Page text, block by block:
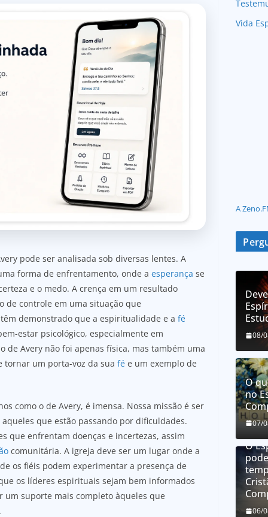
pode ser analisada sob diversas lentes. A
forma de enfrentamento, onde a esperança se
e o medo. A crença em um resultado
de controle em uma situação que
demonstrado que a espiritualidade e a fé
estar psicológico, especialmente em
de Avery não foi apenas física, mas também uma
tornar um porta-voz da sua fé e um exemplo de
como o de Avery, é imensa. Nossa missão é ser
que estão passando por dificuldades.
que enfrentam doenças e incertezas, assim
comunitária. A igreja deve ser um lugar onde a
os fiéis podem experimentar a presença de
os líderes espirituais sejam bem informados
um suporte mais completo àqueles que
Vida
A
08/
O
no
07/
O
06/